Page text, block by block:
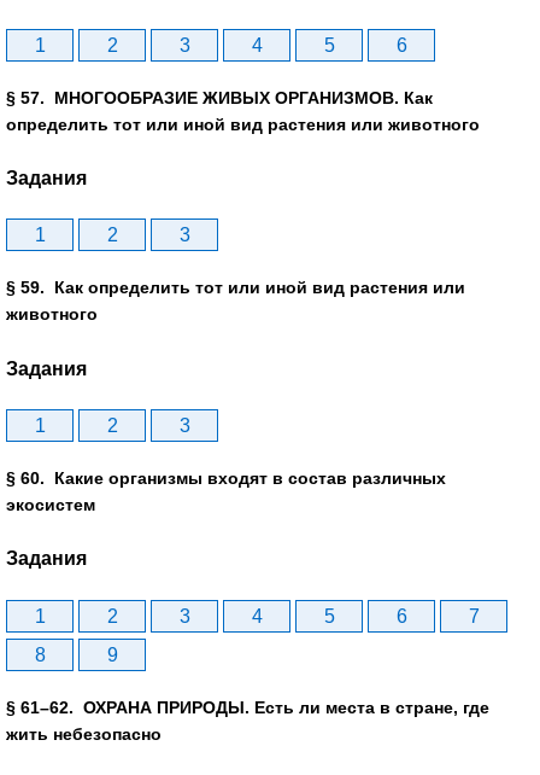
1 2 3 4 5 6
§ 57. МНОГООБРАЗИЕ ЖИВЫХ ОРГАНИЗМОВ. Как
определить тот или иной вид растения или животного
Задания
1 2 3
§ 59. Как определить тот или иной вид растения или
животного
Задания
1 2 3
§ 60. Какие организмы входят в состав различных
экосистем
Задания
1 2 3 4 5 6
7
8
9
§ 61–62. ОХРАНА ПРИРОДЫ. Есть ли места в стране, где
жить небезопасно